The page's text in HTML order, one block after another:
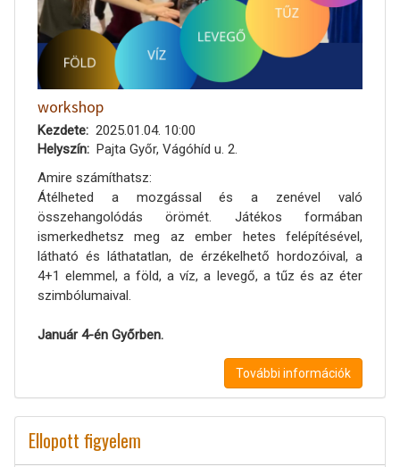
workshop
Kezdete
2025.01.04. 10:00
Helyszín
Pajta Győr, Vágóhíd u. 2.
Amire számíthatsz:
Átélheted a mozgással és a zenével való
összehangolódás örömét. Játékos formában
ismerkedhetsz meg az ember hetes felépítésével,
látható és láthatatlan, de érzékelhető hordozóival, a
4+1 elemmel, a föld, a víz, a levegő, a tűz és az éter
szimbólumaival.
Január 4-én Győrben.
További információk
Ellopott figyelem